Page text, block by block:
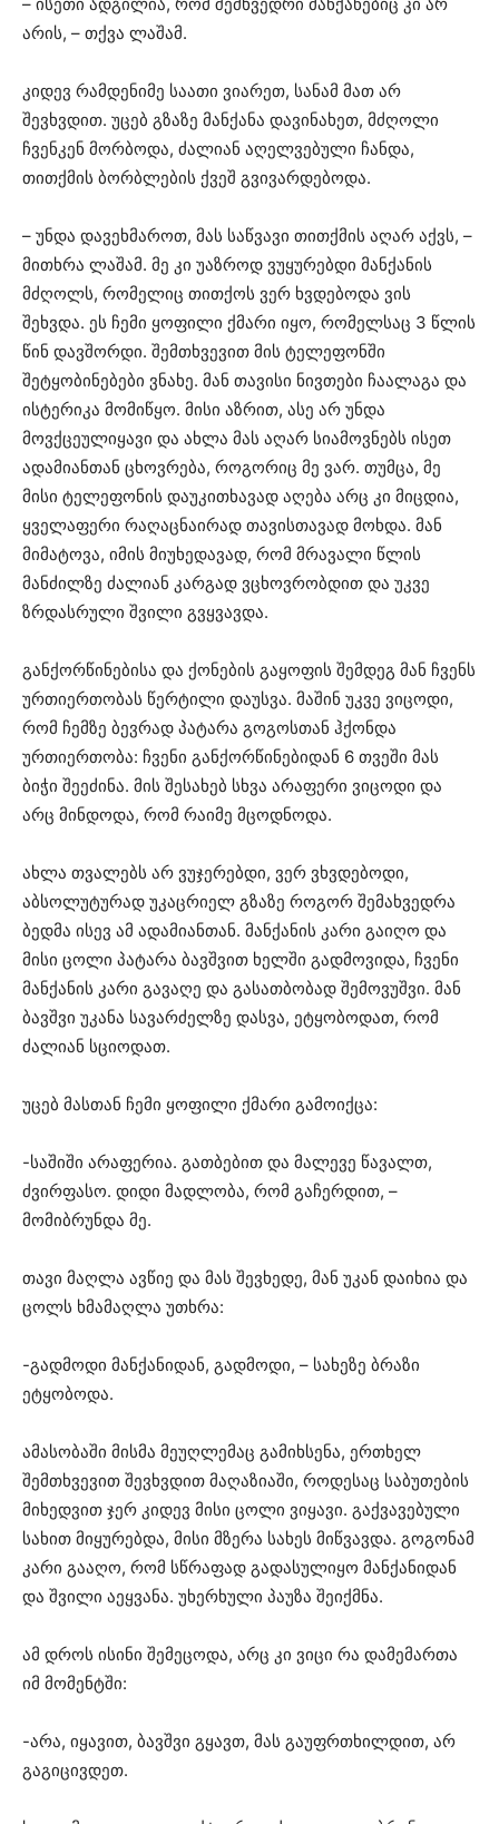
არის, – თქვა ლაშამ.
კიდევ რამდენიმე საათი ვიარეთ, სანამ მათ არ
შევხვდით. უცებ გზაზე მანქანა დავინახეთ, მძღოლი
ჩვენკენ მორბოდა, ძალიან აღელვებული ჩანდა,
თითქმის ბორბლების ქვეშ გვივარდებოდა.
– უნდა დავეხმაროთ, მას საწვავი თითქმის აღარ აქვს, –
მითხრა ლაშამ. მე კი უაზროდ ვუყურებდი მანქანის
მძღოლს, რომელიც თითქოს ვერ ხვდებოდა ვის
შეხვდა. ეს ჩემი ყოფილი ქმარი იყო, რომელსაც 3 წლის
წინ დავშორდი. შემთხვევით მის ტელეფონში
შეტყობინებები ვნახე. მან თავისი ნივთები ჩაალაგა და
ისტერიკა მომიწყო. მისი აზრით, ასე არ უნდა
მოვქცეულიყავი და ახლა მას აღარ სიამოვნებს ისეთ
ადამიანთან ცხოვრება, როგორიც მე ვარ. თუმცა, მე
მისი ტელეფონის დაუკითხავად აღება არც კი მიცდია,
ყველაფერი რაღაცნაირად თავისთავად მოხდა. მან
მიმატოვა, იმის მიუხედავად, რომ მრავალი წლის
მანძილზე ძალიან კარგად ვცხოვრობდით და უკვე
ზრდასრული შვილი გვყვავდა.
განქორწინებისა და ქონების გაყოფის შემდეგ მან ჩვენს
ურთიერთობას წერტილი დაუსვა. მაშინ უკვე ვიცოდი,
რომ ჩემზე ბევრად პატარა გოგოსთან ჰქონდა
ურთიერთობა: ჩვენი განქორწინებიდან 6 თვეში მას
ბიჭი შეეძინა. მის შესახებ სხვა არაფერი ვიცოდი და
არც მინდოდა, რომ რაიმე მცოდნოდა.
ახლა თვალებს არ ვუჯერებდი, ვერ ვხვდებოდი,
აბსოლუტურად უკაცრიელ გზაზე როგორ შემახვედრა
ბედმა ისევ ამ ადამიანთან. მანქანის კარი გაიღო და
მისი ცოლი პატარა ბავშვით ხელში გადმოვიდა, ჩვენი
მანქანის კარი გავაღე და გასათბობად შემოვუშვი. მან
ბავშვი უკანა სავარძელზე დასვა, ეტყობოდათ, რომ
ძალიან სციოდათ.
უცებ მასთან ჩემი ყოფილი ქმარი გამოიქცა:
-საშიში არაფერია. გათბებით და მალევე წავალთ,
ძვირფასო. დიდი მადლობა, რომ გაჩერდით, –
მომიბრუნდა მე.
თავი მაღლა ავწიე და მას შევხედე, მან უკან დაიხია და
ცოლს ხმამაღლა უთხრა:
-გადმოდი მანქანიდან, გადმოდი, – სახეზე ბრაზი
ეტყობოდა.
ამასობაში მისმა მეუღლემაც გამიხსენა, ერთხელ
შემთხვევით შევხვდით მაღაზიაში, როდესაც საბუთების
მიხედვით ჯერ კიდევ მისი ცოლი ვიყავი. გაქვავებული
სახით მიყურებდა, მისი მზერა სახეს მიწვავდა. გოგონამ
კარი გააღო, რომ სწრაფად გადასულიყო მანქანიდან
და შვილი აეყვანა. უხერხული პაუზა შეიქმნა.
ამ დროს ისინი შემეცოდა, არც კი ვიცი რა დამემართა
იმ მომენტში:
-არა, იყავით, ბავშვი გყავთ, მას გაუფრთხილდით, არ
გაგიცივდეთ.